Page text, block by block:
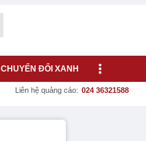
CHUYỂN ĐỔI XANH
Liên hệ quảng cáo: 024 36321588